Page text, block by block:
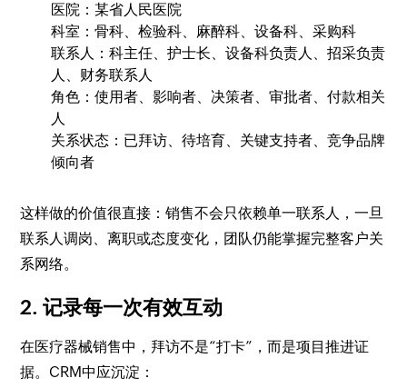
医院：某省人民医院
科室：骨科、检验科、麻醉科、设备科、采购科
联系人：科主任、护士长、设备科负责人、招采负责
人、财务联系人
角色：使用者、影响者、决策者、审批者、付款相关
人
关系状态：已拜访、待培育、关键支持者、竞争品牌
倾向者
这样做的价值很直接：销售不会只依赖单一联系人，一旦
联系人调岗、离职或态度变化，团队仍能掌握完整客户关
系网络。
2. 记录每一次有效互动
在医疗器械销售中，拜访不是“打卡”，而是项目推进证
据。CRM中应沉淀：